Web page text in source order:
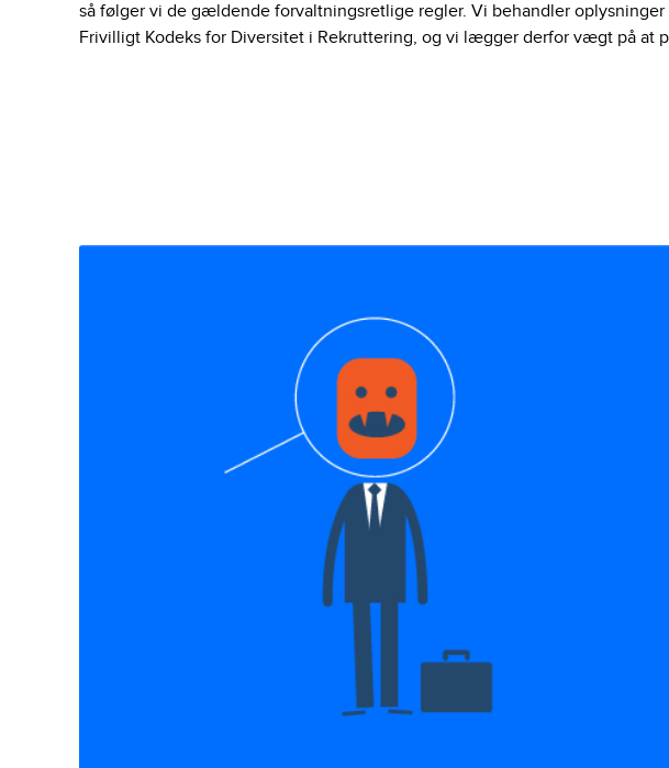
så følger vi de gældende forvaltningsretlige regler. Vi behandler
Frivilligt Kodeks for Diversitet i Rekruttering, og vi lægger derfor vægt på